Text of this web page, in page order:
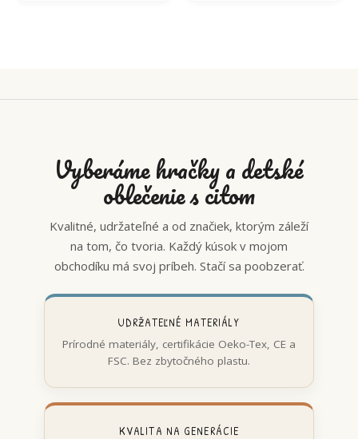
Vyberáme hračky a detské
oblečenie s citom
Kvalitné, udržateľné a od značiek, ktorým záleží
na tom, čo tvoria. Každý kúsok v mojom
obchodíku má svoj príbeh. Stačí sa poobzerať.
UDRŽATEĽNÉ MATERIÁLY
Prírodné materiály, certifikácie Oeko-Tex, CE a
FSC. Bez zbytočného plastu.
KVALITA NA GENERÁCIE